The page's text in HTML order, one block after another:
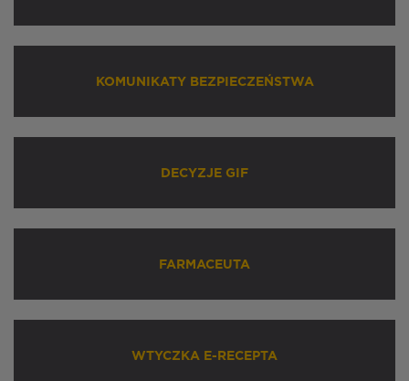
KOMUNIKATY BEZPIECZEŃSTWA
DECYZJE GIF
FARMACEUTA
WTYCZKA E-RECEPTA